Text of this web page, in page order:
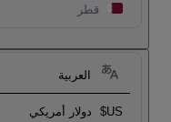
قطر
العربية
US$ دولار أمريكي